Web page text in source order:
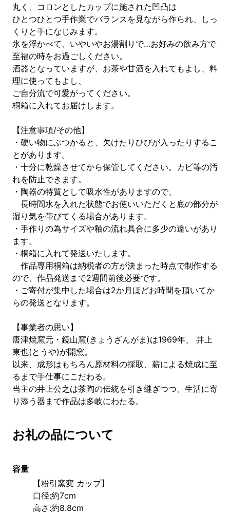
丸く、コロンとしたカップに施された凹凸は
ひとつひとつ手作業でバランスを見ながら作られ、しっ
くりと手になじみます。
氷を浮かべて、いやいやお湯割りで…お好みの飲み方で
至福の時をお過ごしください。
酒器となっていますが、お茶や甘酒を入れてもよし、料
理に使ってもよし、
ご自分流で可愛がってください。
桐箱に入れてお届けします。
【注意事項/その他】
・硬い物にぶつかると、欠けたりひびが入ったりするこ
とがあります。
・十分に乾燥させてから保管してください。カビ等の汚
れを防止できます。
・陶器の特質として吸水性がありますので、
長時間水を入れた状態でお使いいただくと底の部分が
湿り気を帯びてくる場合があります。
・手作りの為サイズや釉の流れ具合に多少の違いがあり
ます。
・桐箱に入れて発送いたします。
作品専用桐箱は納税者の方が決まった時点で制作する
ので、作品発送まで2週間前後必要です。
・ご寄付が集中した場合は2か月ほどお時間を頂いてか
らの発送となります。
【事業者の思い】
唐津焼窯元・鏡山窯(きょうざんがま)は1969年、 井上
東也(とうや)が開窯。
以来、成形はもちろん原材料の採取、薪による焼成に至
るまで手仕事にこだわる。
当主の井上公之は茶陶の伝統を引き継ぎつつ、生活に寄
り添う器まで作品は多岐にわたる。
お礼の品について
容量
【粉引窯変 カップ】
口径:約7cm
高さ:約8.8cm